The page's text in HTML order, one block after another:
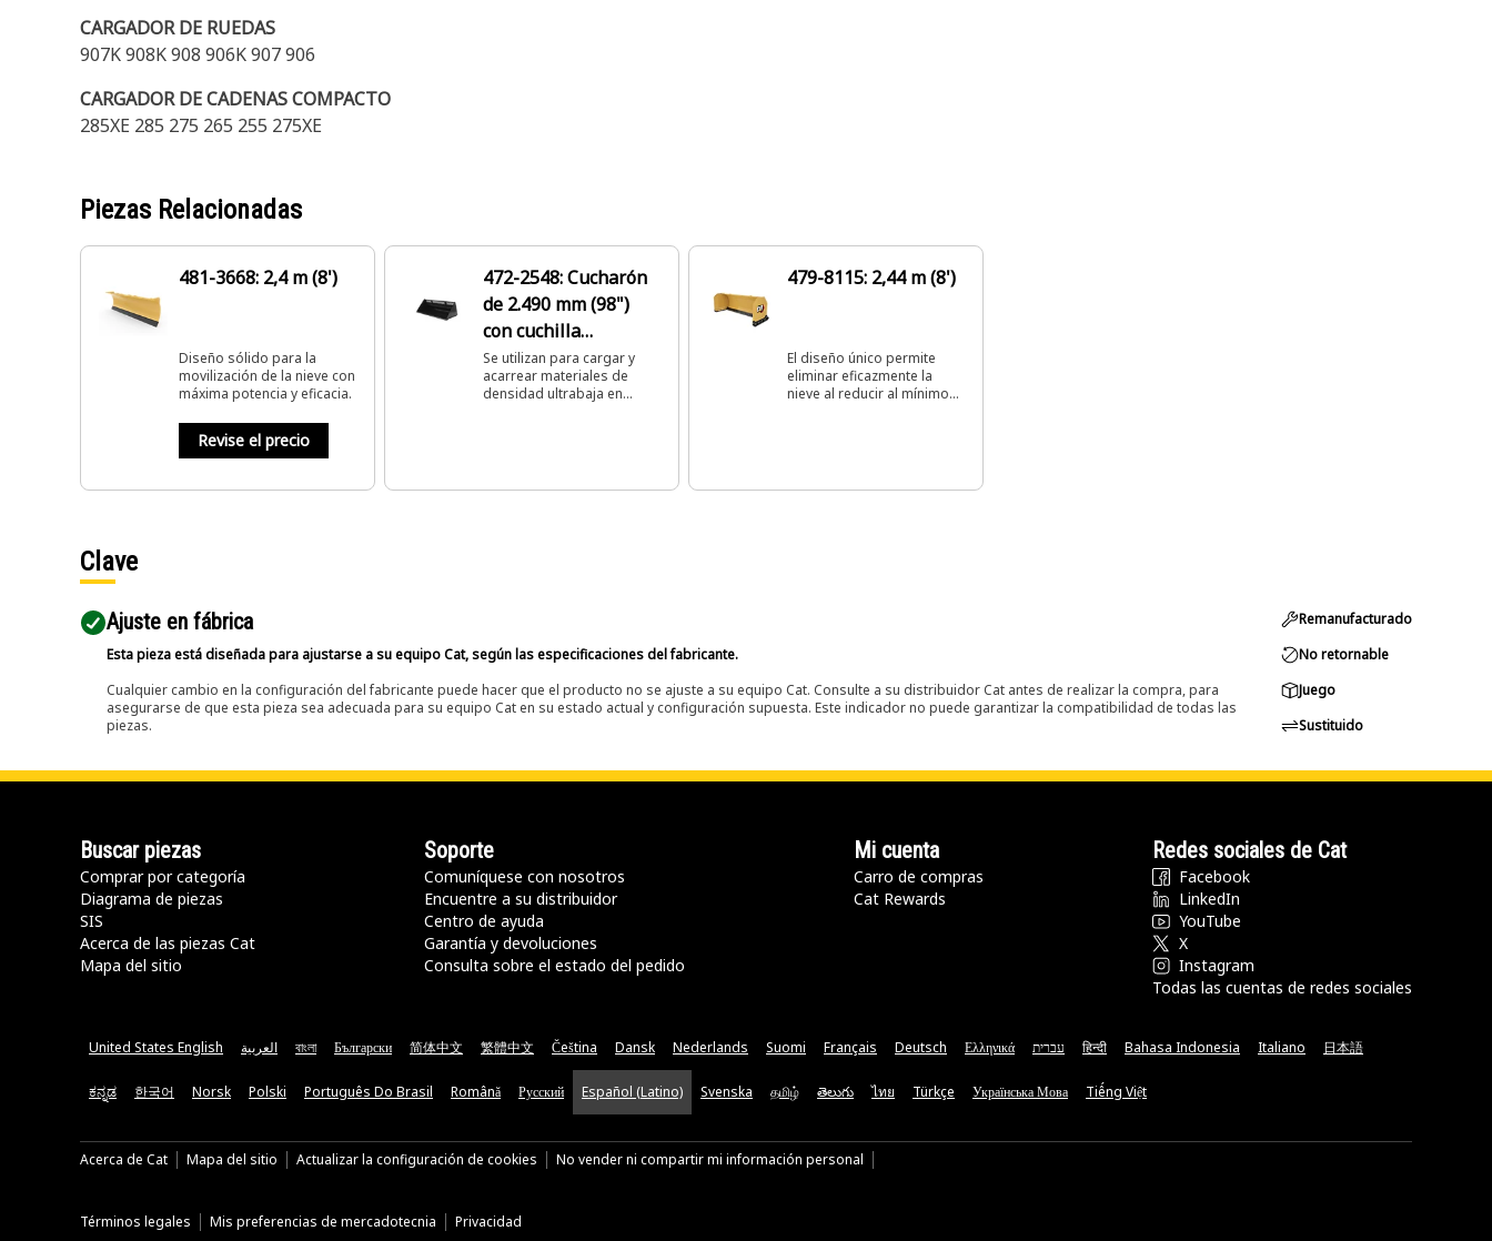
CARGADOR DE RUEDAS
907K 908K 908 906K 907 906
CARGADOR DE CADENAS COMPACTO
285XE 285 275 265 255 275XE
Piezas Relacionadas
481-3668: 2,4 m (8')
Diseño sólido para la
movilización de la nieve con
máxima potencia y eficacia.
Revise el precio
472-2548: Cucharón
de 2.490 mm (98")
con cuchilla
empernada
Se utilizan para cargar y
acarrear materiales de
densidad ultrabaja en
479-8115: 2,44 m (8')
El diseño único permite
eliminar eficazmente la
nieve al reducir al mínimo
Clave
Ajuste en fábrica
Esta pieza está diseñada para ajustarse a su equipo Cat, según las especificaciones del fabricante.
Cualquier cambio en la configuración del fabricante puede hacer que el producto no se ajuste a su equipo Cat. Consulte a su distribuidor Cat antes de realizar la compra, para
asegurarse de que esta pieza sea adecuada para su equipo Cat en su estado actual y configuración supuesta. Este indicador no puede garantizar la compatibilidad de todas las
piezas.
Remanufacturado
No retornable
Juego
Sustituido
Buscar piezas
Comprar por categoría
Diagrama de piezas
SIS
Acerca de las piezas Cat
Mapa del sitio
Soporte
Comuníquese con nosotros
Encuentre a su distribuidor
Centro de ayuda
Garantía y devoluciones
Consulta sobre el estado del pedido
Mi cuenta
Carro de compras
Cat Rewards
Redes sociales de Cat
Facebook
LinkedIn
YouTube
X
Instagram
Todas las cuentas de redes sociales
United States English العربية বাংলা Български 简体中文 繁體中文 Čeština Dansk Nederlands Suomi Français Deutsch Ελληνικά עברית हिन्दी Bahasa Indonesia Italiano 日本語
ಕನ್ನಡ 한국어 Norsk Polski Português Do Brasil Română Русский Español (Latino) Svenska தமிழ் తెలుగు ไทย Türkçe Українська Мова Tiếng Việt
Acerca de Cat Mapa del sitio Actualizar la configuración de cookies No vender ni compartir mi información personal
Términos legales Mis preferencias de mercadotecnia Privacidad